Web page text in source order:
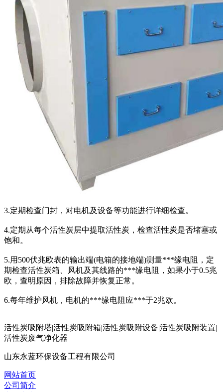
3.定期检查门封，对电机及设备等功能进行详细检查。
4.定期从每个活性炭层中提取活性炭，检查活性炭是否堵塞或
饱和。
5.用500伏兆欧表的输出端(电箱的接地端)测量***缘电阻，定
期检查活性炭箱、风机及其线路的***缘电阻，如果小于0.5兆
欧，查明原因，排除故障并恢复正常。
6.每年维护风机，电机的***缘电阻应***于2兆欧。
活性炭吸附塔|活性炭吸附箱|活性炭吸附设备|活性炭吸附装置|
活性炭废气净化器
山东永蓝环保设备工程有限公司
网站首页
公司简介